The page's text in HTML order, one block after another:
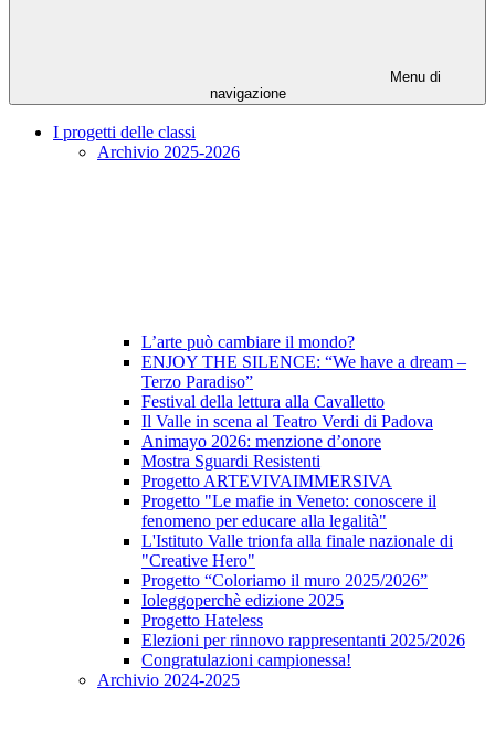
Menu di
navigazione
I progetti delle classi
Archivio 2025-2026
L’arte può cambiare il mondo?
ENJOY THE SILENCE: “We have a dream –
Terzo Paradiso”
Festival della lettura alla Cavalletto
Il Valle in scena al Teatro Verdi di Padova
Animayo 2026: menzione d’onore
Mostra Sguardi Resistenti
Progetto ARTEVIVAIMMERSIVA
Progetto "Le mafie in Veneto: conoscere il
fenomeno per educare alla legalità"
L'Istituto Valle trionfa alla finale nazionale di
"Creative Hero"
Progetto “Coloriamo il muro 2025/2026”
Ioleggoperchè edizione 2025
Progetto Hateless
Elezioni per rinnovo rappresentanti 2025/2026
Congratulazioni campionessa!
Archivio 2024-2025